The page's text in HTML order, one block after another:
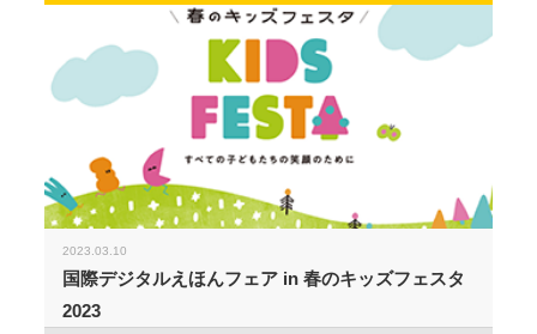
2023.03.10
国際デジタルえほんフェア in 春のキッズフェスタ
2023